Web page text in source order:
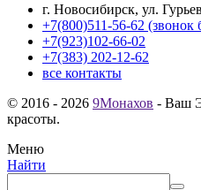
г. Новосибирск, ул.
+7(800)511-56-62 (звонок
+7(923)102-66-02
+7(383) 202-12-62
все контакты
© 2016 - 2026 9Монахов - Ваш
красоты.
Меню
Найти